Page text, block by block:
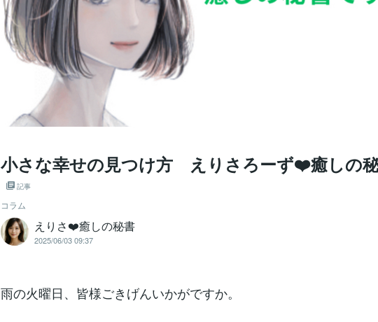
小さな幸せの見つけ方 えりさろーず❤️癒しの
記事
コラム
えりさ❤️癒しの秘書
2025/06/03 09:37
雨の火曜日、皆様ごきげんいかがですか。